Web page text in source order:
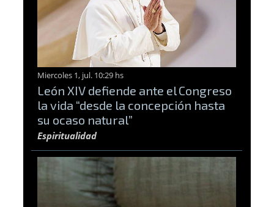
Miercoles 1, jul. 10:29 hs
León XIV defiende ante el Congreso
la vida “desde la concepción hasta
su ocaso natural”
Espiritualidad